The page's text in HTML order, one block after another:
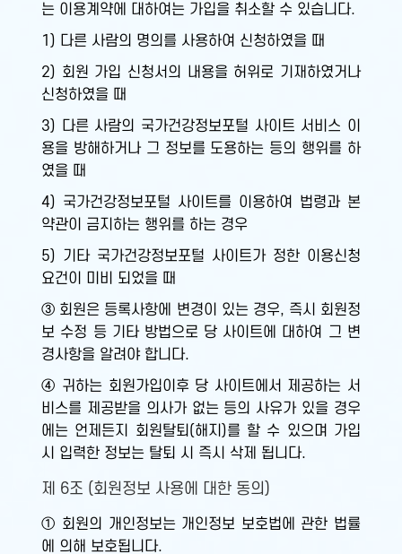
는 이용계약에 대하여는 가입을 취소할 수 있습니다.
1) 다른 사람의 명의를 사용하여 신청하였을 때
2) 회원 가입 신청서의 내용을 허위로 기재하였거나
신청하였을 때
3) 다른 사람의 국가건강정보포털 사이트 서비스 이
용을 방해하거나 그 정보를 도용하는 등의 행위를 하
였을 때
4) 국가건강정보포털 사이트를 이용하여 법령과 본
약관이 금지하는 행위를 하는 경우
5) 기타 국가건강정보포털 사이트가 정한 이용신청
요건이 미비 되었을 때
③ 회원은 등록사항에 변경이 있는 경우, 즉시 회원정
보 수정 등 기타 방법으로 당 사이트에 대하여 그 변
경사항을 알려야 합니다.
④ 귀하는 회원가입이후 당 사이트에서 제공하는 서
비스를 제공받을 의사가 없는 등의 사유가 있을 경우
에는 언제든지 회원탈퇴(해지)를 할 수 있으며 가입
시 입력한 정보는 탈퇴 시 즉시 삭제 됩니다.
제 6조 (회원정보 사용에 대한 동의)
① 회원의 개인정보는 개인정보 보호법에 관한 법률
에 의해 보호됩니다.